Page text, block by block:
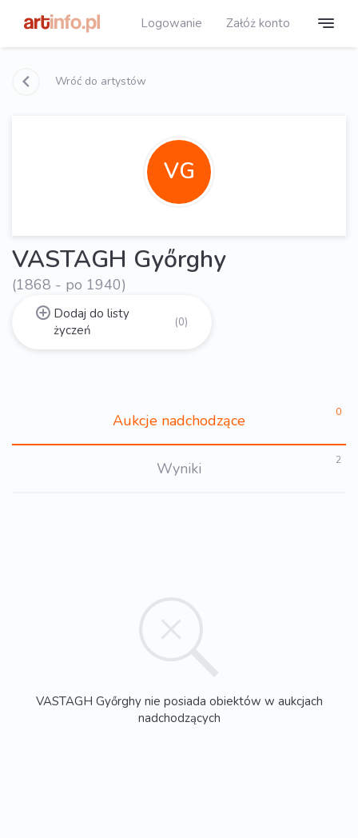
Logowanie Załóż konto
Wróć do artystów
VG
VASTAGH Győrghy
(1868 - po 1940)
Dodaj do listy
życzeń
(0)
Aukcje nadchodzące 0
Wyniki 2
VASTAGH Győrghy nie posiada obiektów w aukcjach
nadchodzących